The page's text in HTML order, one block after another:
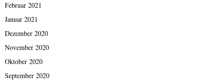
Februar 2021
Januar 2021
Dezember 2020
November 2020
Oktober 2020
September 2020